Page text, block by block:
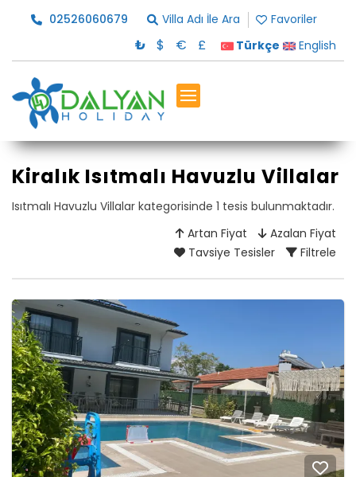
02526060679 Villa Adı İle Ara Favoriler
₺ $ € £ Türkçe English
Kiralık Isıtmalı Havuzlu Villalar
Isıtmalı Havuzlu Villalar kategorisinde 1 tesis bulunmaktadır.
Artan Fiyat
Azalan Fiyat
Tavsiye Tesisler
Filtrele